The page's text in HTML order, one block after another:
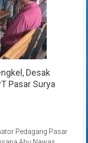
Desak
Pasar Surya
Pedagang Pasar